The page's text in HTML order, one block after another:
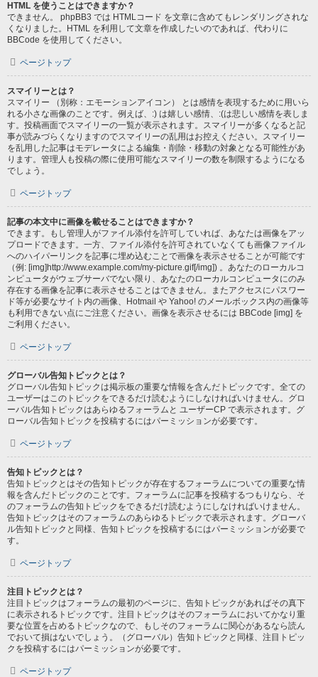
HTML を使うことはできますか？
できません。 phpBB3 では HTMLコード を文章に含めてもレンダリングされな
くなりました。HTML を利用して文章を作成したいのであれば、代わりに
BBCode を使用してください。
ページトップ
スマイリーとは？
スマイリー （別称：エモーションアイコン） とは感情を表現するために用いら
れる小さな画像のことです。例えば、:) は嬉しい感情、:(は悲しい感情を表しま
す。投稿画面でスマイリーの一覧が表示されます。スマイリーが多くなると記
事が読みづらくなりますのでスマイリーの乱用はお控えください。スマイリー
を乱用した記事はモデレータによる編集・削除・移動の対象となる可能性があ
ります。管理人も投稿の際に使用可能なスマイリーの数を制限するようになる
でしょう。
ページトップ
記事の本文中に画像を載せることはできますか？
できます。もし管理人がファイル添付を許可していれば、あなたは画像をアッ
プロードできます。一方、ファイル添付を許可されていなくても画像ファイル
へのハイパーリンクを記事に埋め込むことで画像を表示させることが可能です
（例: [img]http://www.example.com/my-picture.gif[/img]) 。あなたのローカルコ
ンピュータがウェブサーバでない限り、あなたのローカルコンピュータにのみ
存在する画像を記事に表示させることはできません。またアクセスにパスワー
ド等が必要なサイト内の画像、Hotmail や Yahoo! のメールボックス内の画像等
も利用できない点にご注意ください。画像を表示させるには BBCode [img] を
ご利用ください。
ページトップ
グローバル告知トピックとは？
グローバル告知トピックは掲示板の重要な情報を含んだトピックです。全ての
ユーザーはこのトピックをできるだけ読むようにしなければいけません。グロ
ーバル告知トピックはあらゆるフォーラムと ユーザーCP で表示されます。グ
ローバル告知トピックを投稿するにはパーミッションが必要です。
ページトップ
告知トピックとは？
告知トピックとはその告知トピックが存在するフォーラムについての重要な情
報を含んだトピックのことです。フォーラムに記事を投稿するつもりなら、そ
のフォーラムの告知トピックをできるだけ読むようにしなければいけません。
告知トピックはそのフォーラムのあらゆるトピックで表示されます。グローバ
ル告知トピックと同様、告知トピックを投稿するにはパーミッションが必要で
す。
ページトップ
注目トピックとは？
注目トピックはフォーラムの最初のページに、告知トピックがあればその真下
に表示されるトピックです。注目トピックはそのフォーラムにおいてかなり重
要な位置を占めるトピックなので、もしそのフォーラムに関心があるなら読ん
でおいて損はないでしょう。（グローバル）告知トピックと同様、注目トピッ
クを投稿するにはパーミッションが必要です。
ページトップ